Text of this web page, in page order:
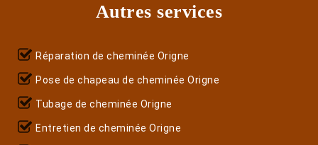
Autres services
Réparation de cheminée Origne
Pose de chapeau de cheminée Origne
Tubage de cheminée Origne
Entretien de cheminée Origne